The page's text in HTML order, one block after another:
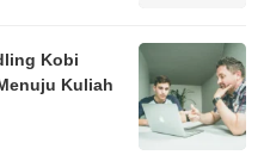
Kobi
Kuliah